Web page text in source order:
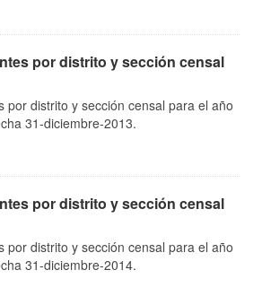
por distrito y sección censal
por distrito y sección censal para el año
31-diciembre-2013.
por distrito y sección censal
por distrito y sección censal para el año
31-diciembre-2014.